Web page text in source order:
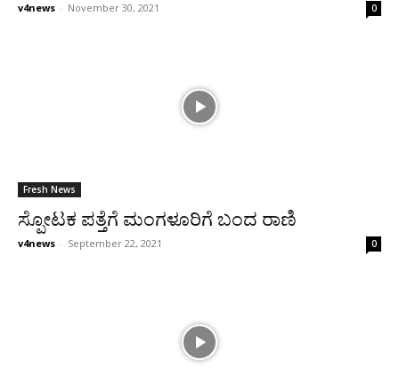
v4news - November 30, 2021 0
Fresh News
ಸ್ಪೋಟಕ ಪತ್ತೆಗೆ ಮಂಗಳೂರಿಗೆ ಬಂದ ರಾಣಿ
v4news - September 22, 2021 0